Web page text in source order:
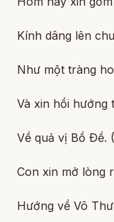
Kính dâng lên
Như một tràng
Và xin hồi hướng
Về quả vị Bồ Ðề.
Con xin mở lòng
Hướng về Vô